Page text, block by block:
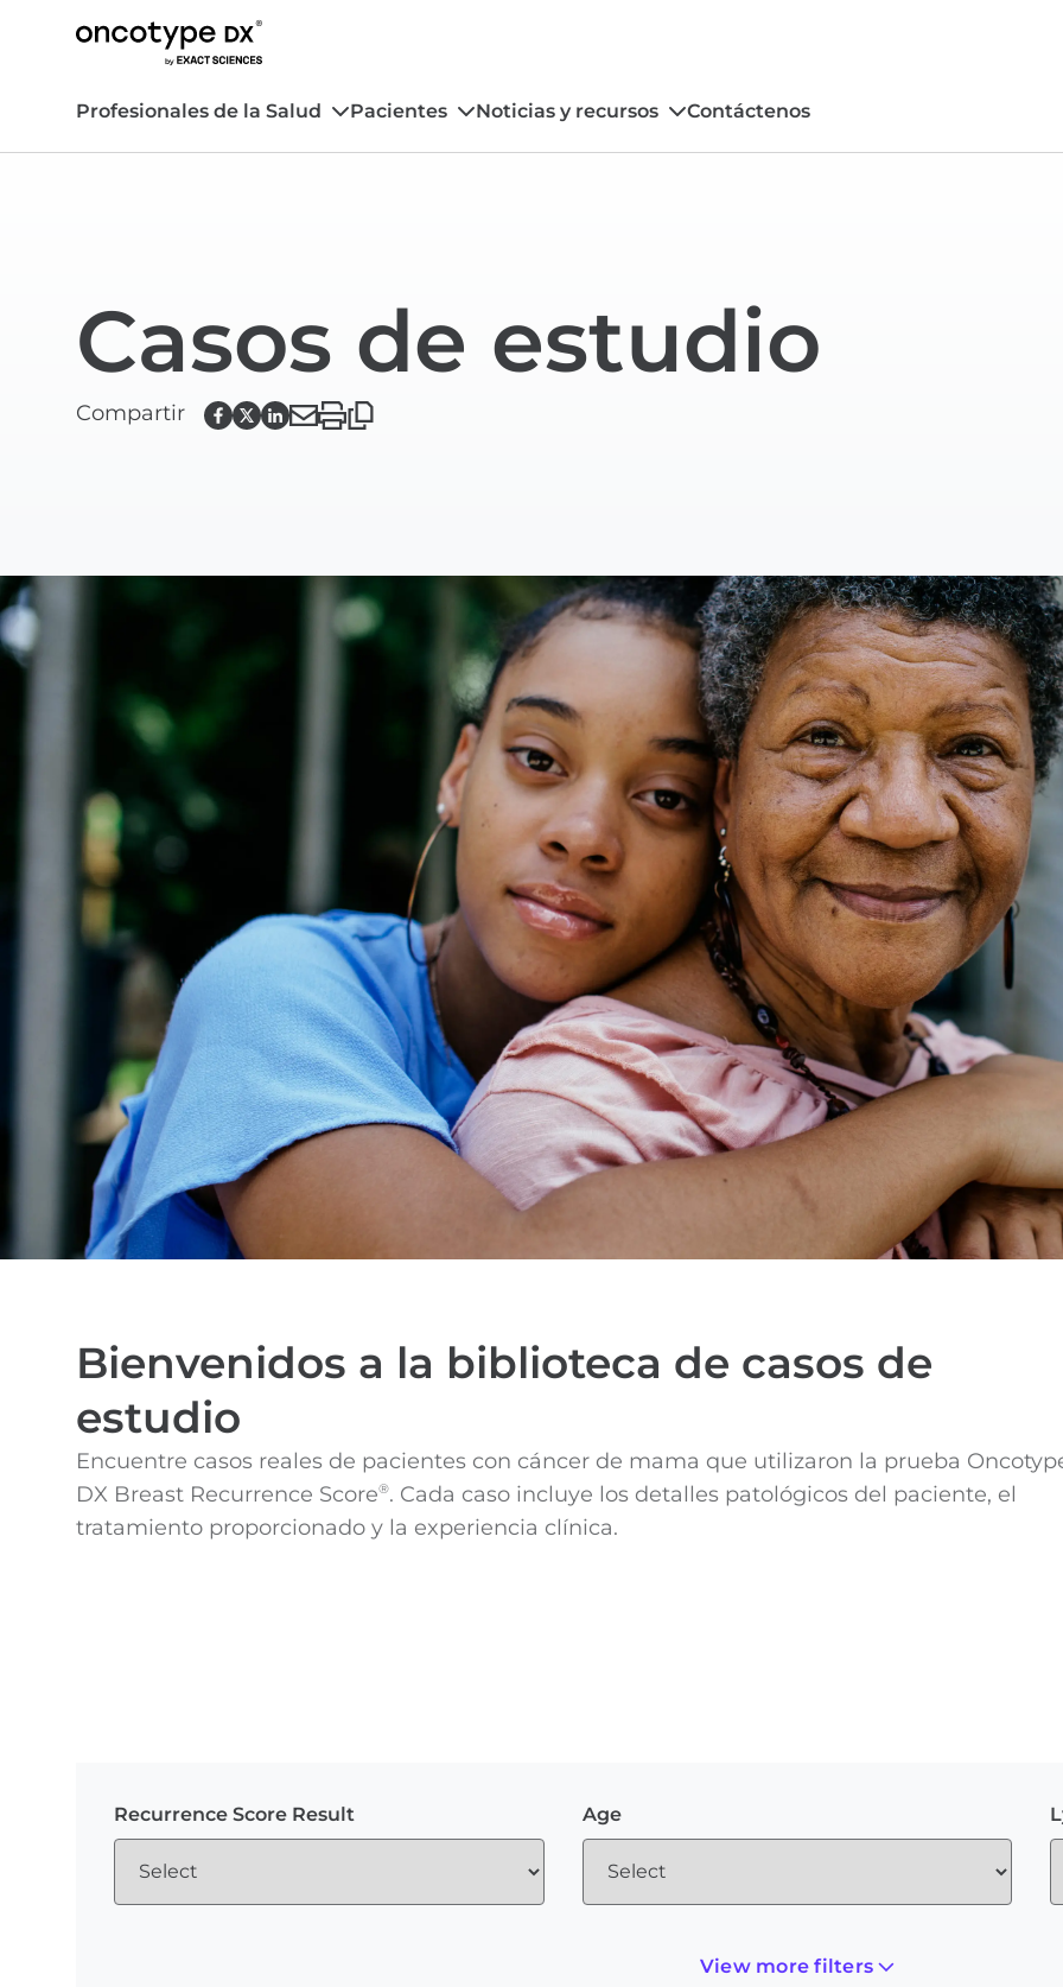
Profesionales de la Salud Pacientes Noticias y recursos Contáctenos
Casos de estudio
Compartir
Bienvenidos a la biblioteca de casos de
estudio
Encuentre casos reales de pacientes con cáncer de mama que utilizaron la prueba
DX Breast Recurrence Score®. Cada caso incluye los detalles patológicos del paciente, el
tratamiento proporcionado y la experiencia clínica.
Recurrence Score Result Age
View more filters